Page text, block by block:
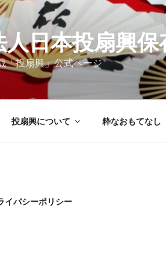
人日本投扇興保
遊戯「投扇興」公式ペー
投扇興について 粋なおもてなし
イバシーポリシー